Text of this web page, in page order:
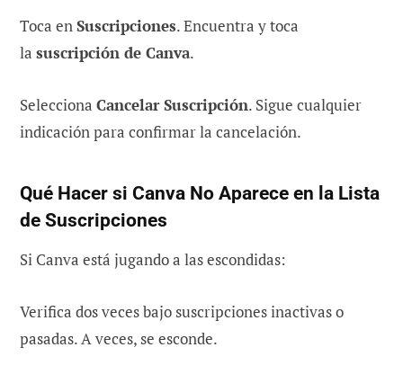
Toca enSuscripciones. Encuentra y toca
la suscripción de Canva.
Selecciona Cancelar Suscripción. Sigue cualquier
indicación para confirmar la cancelación.
Qué Hacer si Canva No Aparece en la Lista
de Suscripciones
Si Canva está jugando a las escondidas:
Verifica dos veces bajo suscripciones inactivas o
pasadas. A veces, se esconde.